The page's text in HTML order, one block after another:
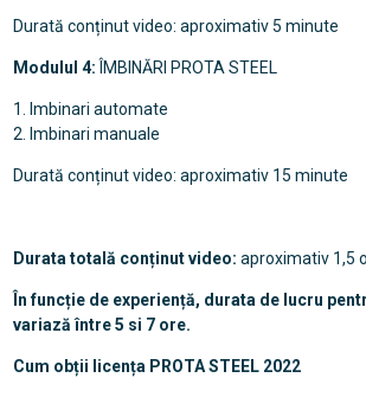
Durată conținut video: aproximativ 5 minute
Modulul 4: ÎMBINĂRI PROTA STEEL
1. Imbinari automate
2. Imbinari manuale
Durată conținut video: aproximativ 15 minute
Durata totală conținut video: aproximativ 1,5
În funcție de experiență, durata de lucru
variază între 5 si 7 ore.
Cum obții licența PROTA STEEL 2022